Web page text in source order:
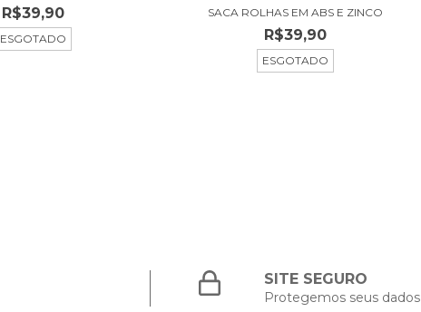
R$39,90
ESGOTADO
SACA ROLHAS EM ABS E ZINCO
R$39,90
ESGOTADO
SITE SEGURO
Protegemos seus dados